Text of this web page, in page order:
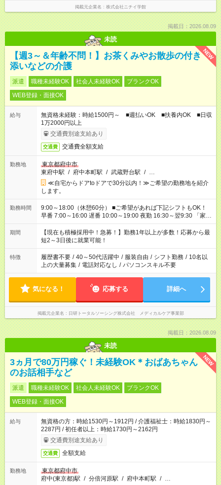
相談ください。掲載元企業名 株式会社ニチイ学館
掲載日：2026.08.09
未読
NEW
【週3～＆年齢不問！】お茶くみやお散歩の付き
添いなどの介護
派遣 職種未経験OK 社会人未経験OK
ブランクOK
WEB登録・面接OK
給与
無資格未経験：時給1500円～ ■週払いOK ■扶養内OK ■日収
1万2000円以上
交通費別途支給あり
交通費 交通費全額支給
勤務地
東京都府中市
東府中駅 / 府中本町駅 / 武蔵野台駅 / …
≪自宅からドアtoドアで30分以内！≫ご希望の勤務地を紹介
します。
勤務時間
9:00～18:00（休憩60分） ■ご希望があれば下記シフトもOK！
早番 7:00～16:00 遅番 10:00～19:00 夜勤 16:30～翌9:30 「家族
と休みを合わせたい」 「余裕を持って夕飯の準備がしたい」
「できれば残業はしたくない」 など、ご希望を教えてください
ね。 ※Wワーク希望の方へ 今ご覧のお仕事で希望する勤務時間
と、もう1つのお仕事の勤務時間。 合計で週40時間を超える場
合は応募できません。
期間
【現在も積極採用中！急募！】勤務1年以上が多数！応募から最
短2～3日後に就業可能！
特徴 履歴書不要 / 40～50代活躍中 / 服装自由 / シフト勤務 / 10名以
上の大量募集 / 電話対応なし / パソコンスキル不要
気になる！ 応募する 詳細へ
掲載元企業名 日研トータルソーシング株式会社 メディカルケア事業部
掲載日：2026.08.09
未読
NEW
3ヵ月で80万円稼ぐ！未経験OK＊おばあちゃん
のお話相手など
派遣 職種未経験OK 社会人未経験OK
ブランクOK
WEB登録・面接OK
給与
無資格の方：時給1530円～1912円 / 介護福祉士：時給1830円～
2287円 / 初任者以上：時給1730円～2162円
交通費別途支給あり
交通費 全額支給
勤務地
東京都府中市
府中(東京都)駅 / 分倍河原駅 / 府中本町駅 / …